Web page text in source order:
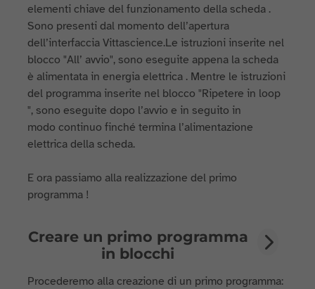
elementi chiave del funzionamento della scheda .
Sono presenti dal momento dell’apertura
dell’interfaccia Vittascience.Le istruzioni inserite nel
blocco "All’ avvio", sono eseguite appena la scheda
è alimentata in energia elettrica . Mentre le istruzioni
del programma inserite nel blocco "Ripetere in loop
", sono eseguite dopo l’avvio e in seguito in
modo continuo finché termina l’alimentazione
elettrica della scheda.
E ora passiamo alla realizzazione del primo
programma !
Creare un primo programma
in blocchi
Procederemo alla creazione di un primo programma: